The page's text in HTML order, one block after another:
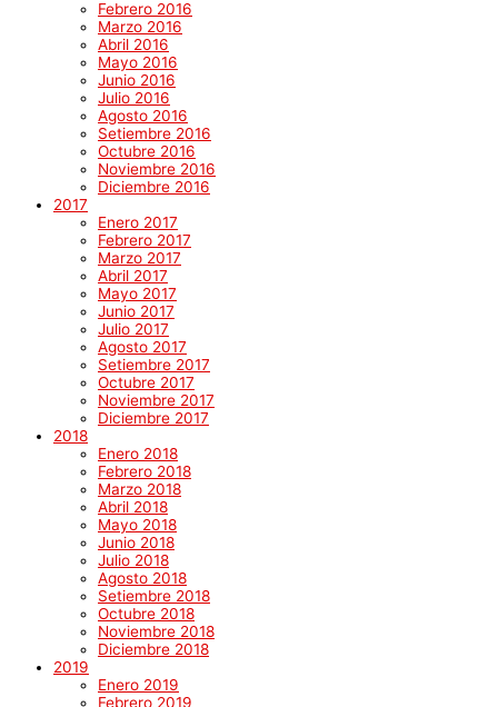
Febrero 2016
Marzo 2016
Abril 2016
Mayo 2016
Junio 2016
Julio 2016
Agosto 2016
Setiembre 2016
Octubre 2016
Noviembre 2016
Diciembre 2016
2017
Enero 2017
Febrero 2017
Marzo 2017
Abril 2017
Mayo 2017
Junio 2017
Julio 2017
Agosto 2017
Setiembre 2017
Octubre 2017
Noviembre 2017
Diciembre 2017
2018
Enero 2018
Febrero 2018
Marzo 2018
Abril 2018
Mayo 2018
Junio 2018
Julio 2018
Agosto 2018
Setiembre 2018
Octubre 2018
Noviembre 2018
Diciembre 2018
2019
Enero 2019
Febrero 2019